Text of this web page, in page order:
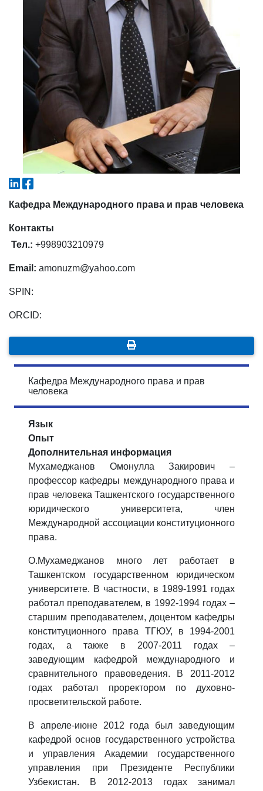
Кафедра Международного права и прав человека
Контакты
Тел.: +998903210979
Email: amonuzm@yahoo.com
SPIN:
ORCID:
Кафедра Международного права и прав
человека
Язык
Опыт
Дополнительная информация
Мухамеджанов Oмонулла Закирович –
профессор кафедры международного права и
прав человека Ташкентского государственного
юридического университета, член
Международной ассоциации конституционного
права.
О.Мухамеджанов много лет работает в
Ташкентском государственном юридическом
университете. В частности, в 1989-1991 годах
работал преподавателем, в 1992-1994 годах –
старшим преподавателем, доцентом кафедры
конституционного права ТГЮУ, в 1994-2001
годах, а также в 2007-2011 годах –
заведующим кафедрой международного и
сравнительного правоведения. В 2011-2012
годах работал проректором по духовно-
просветительской работе.
В апреле-июне 2012 года был заведующим
кафедрой основ государственного устройства
и управления Академии государственного
управления при Президенте Республики
Узбекистан. В 2012-2013 годах занимал
4. Собеседование (магистр) (5)
6. Онлайн-заявки (15) 7. Колл-центр (4)
8. Квота (бакалавриат) (1) 9. Квота (магистратура) (1)
✉️ Написать администратору